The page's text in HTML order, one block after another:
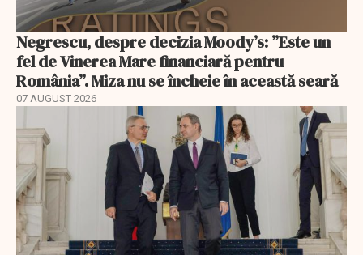
Negrescu, despre decizia Moody’s: ”Este un
fel de Vinerea Mare financiară pentru
România”. Miza nu se încheie în această seară
07 AUGUST 2026